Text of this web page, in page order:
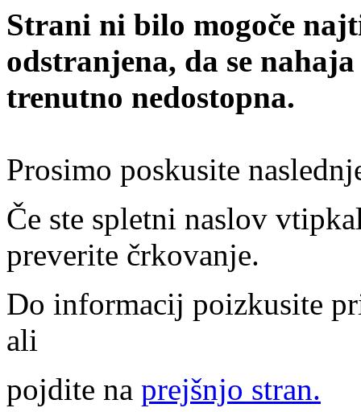
Strani ni bilo mogoče
odstranjena, da se
trenutno nedostopna.
Prosimo poskusite
Če ste spletni naslov
preverite črkovanje.
Do informacij poizkusite
ali
pojdite na prejšnjo stran.